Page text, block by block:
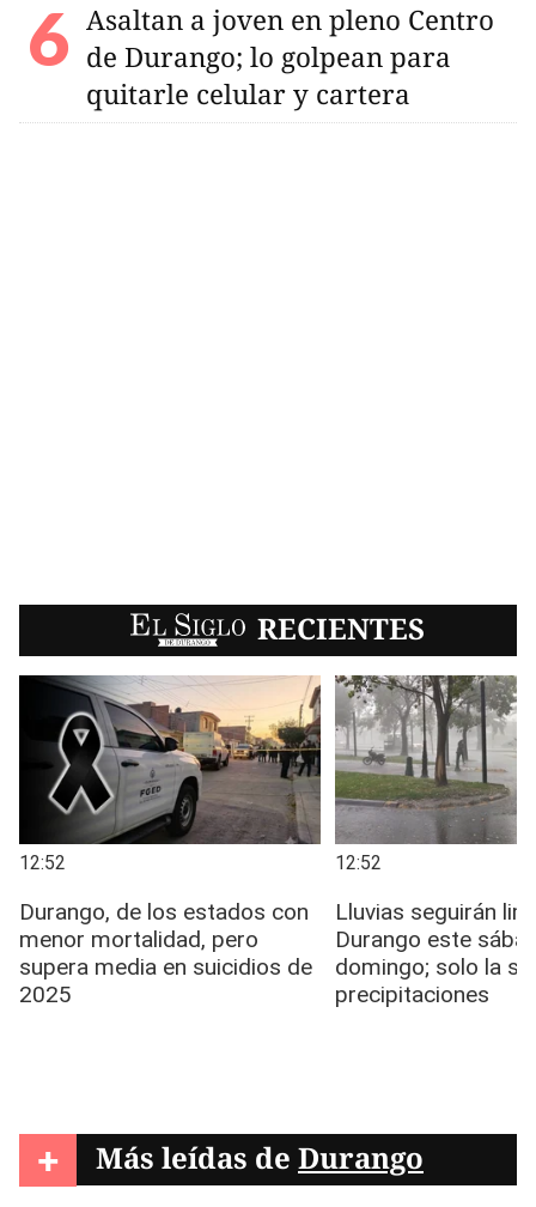
Asaltan a joven en pleno Centro
de Durango; lo golpean para
quitarle celular y cartera
EL SIGLO RECIENTES
+ Más leídas de Durango